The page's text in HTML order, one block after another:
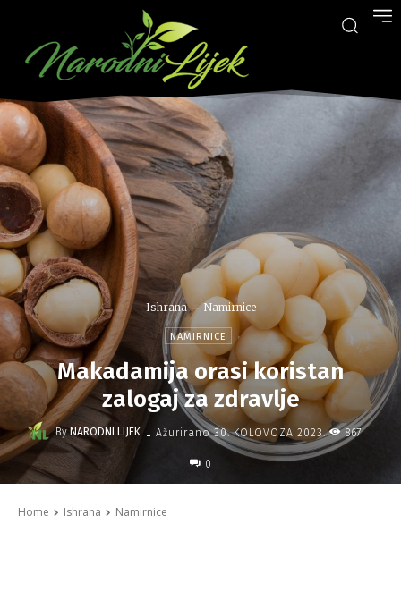
Ishrana Namirnice
NAMIRNICE
Makadamija orasi koristan
zalogaj za zdravlje
By NARODNI LIJEK - Ažurirano 30. KOLOVOZA 2023. 867
0
Home Ishrana Namirnice